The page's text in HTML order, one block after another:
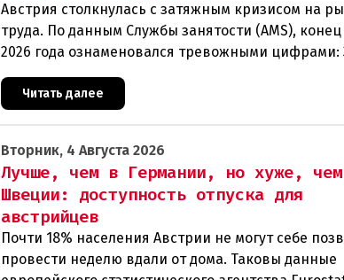
Австрия столкнулась с затяжным кризисом на
труда. По данным Службы занятости (AMS),
2026 года ознаменовался тревожными цифрами:
человек официально зарегистрированы как
Читать далее
Вторник, 4 Августа 2026
Лучше, чем в Германии, но хуже,
Швеции: доступность отпуска для
австрийцев
Почти 18% населения Австрии не могут себе
провести неделю вдали от дома. Таковы данные